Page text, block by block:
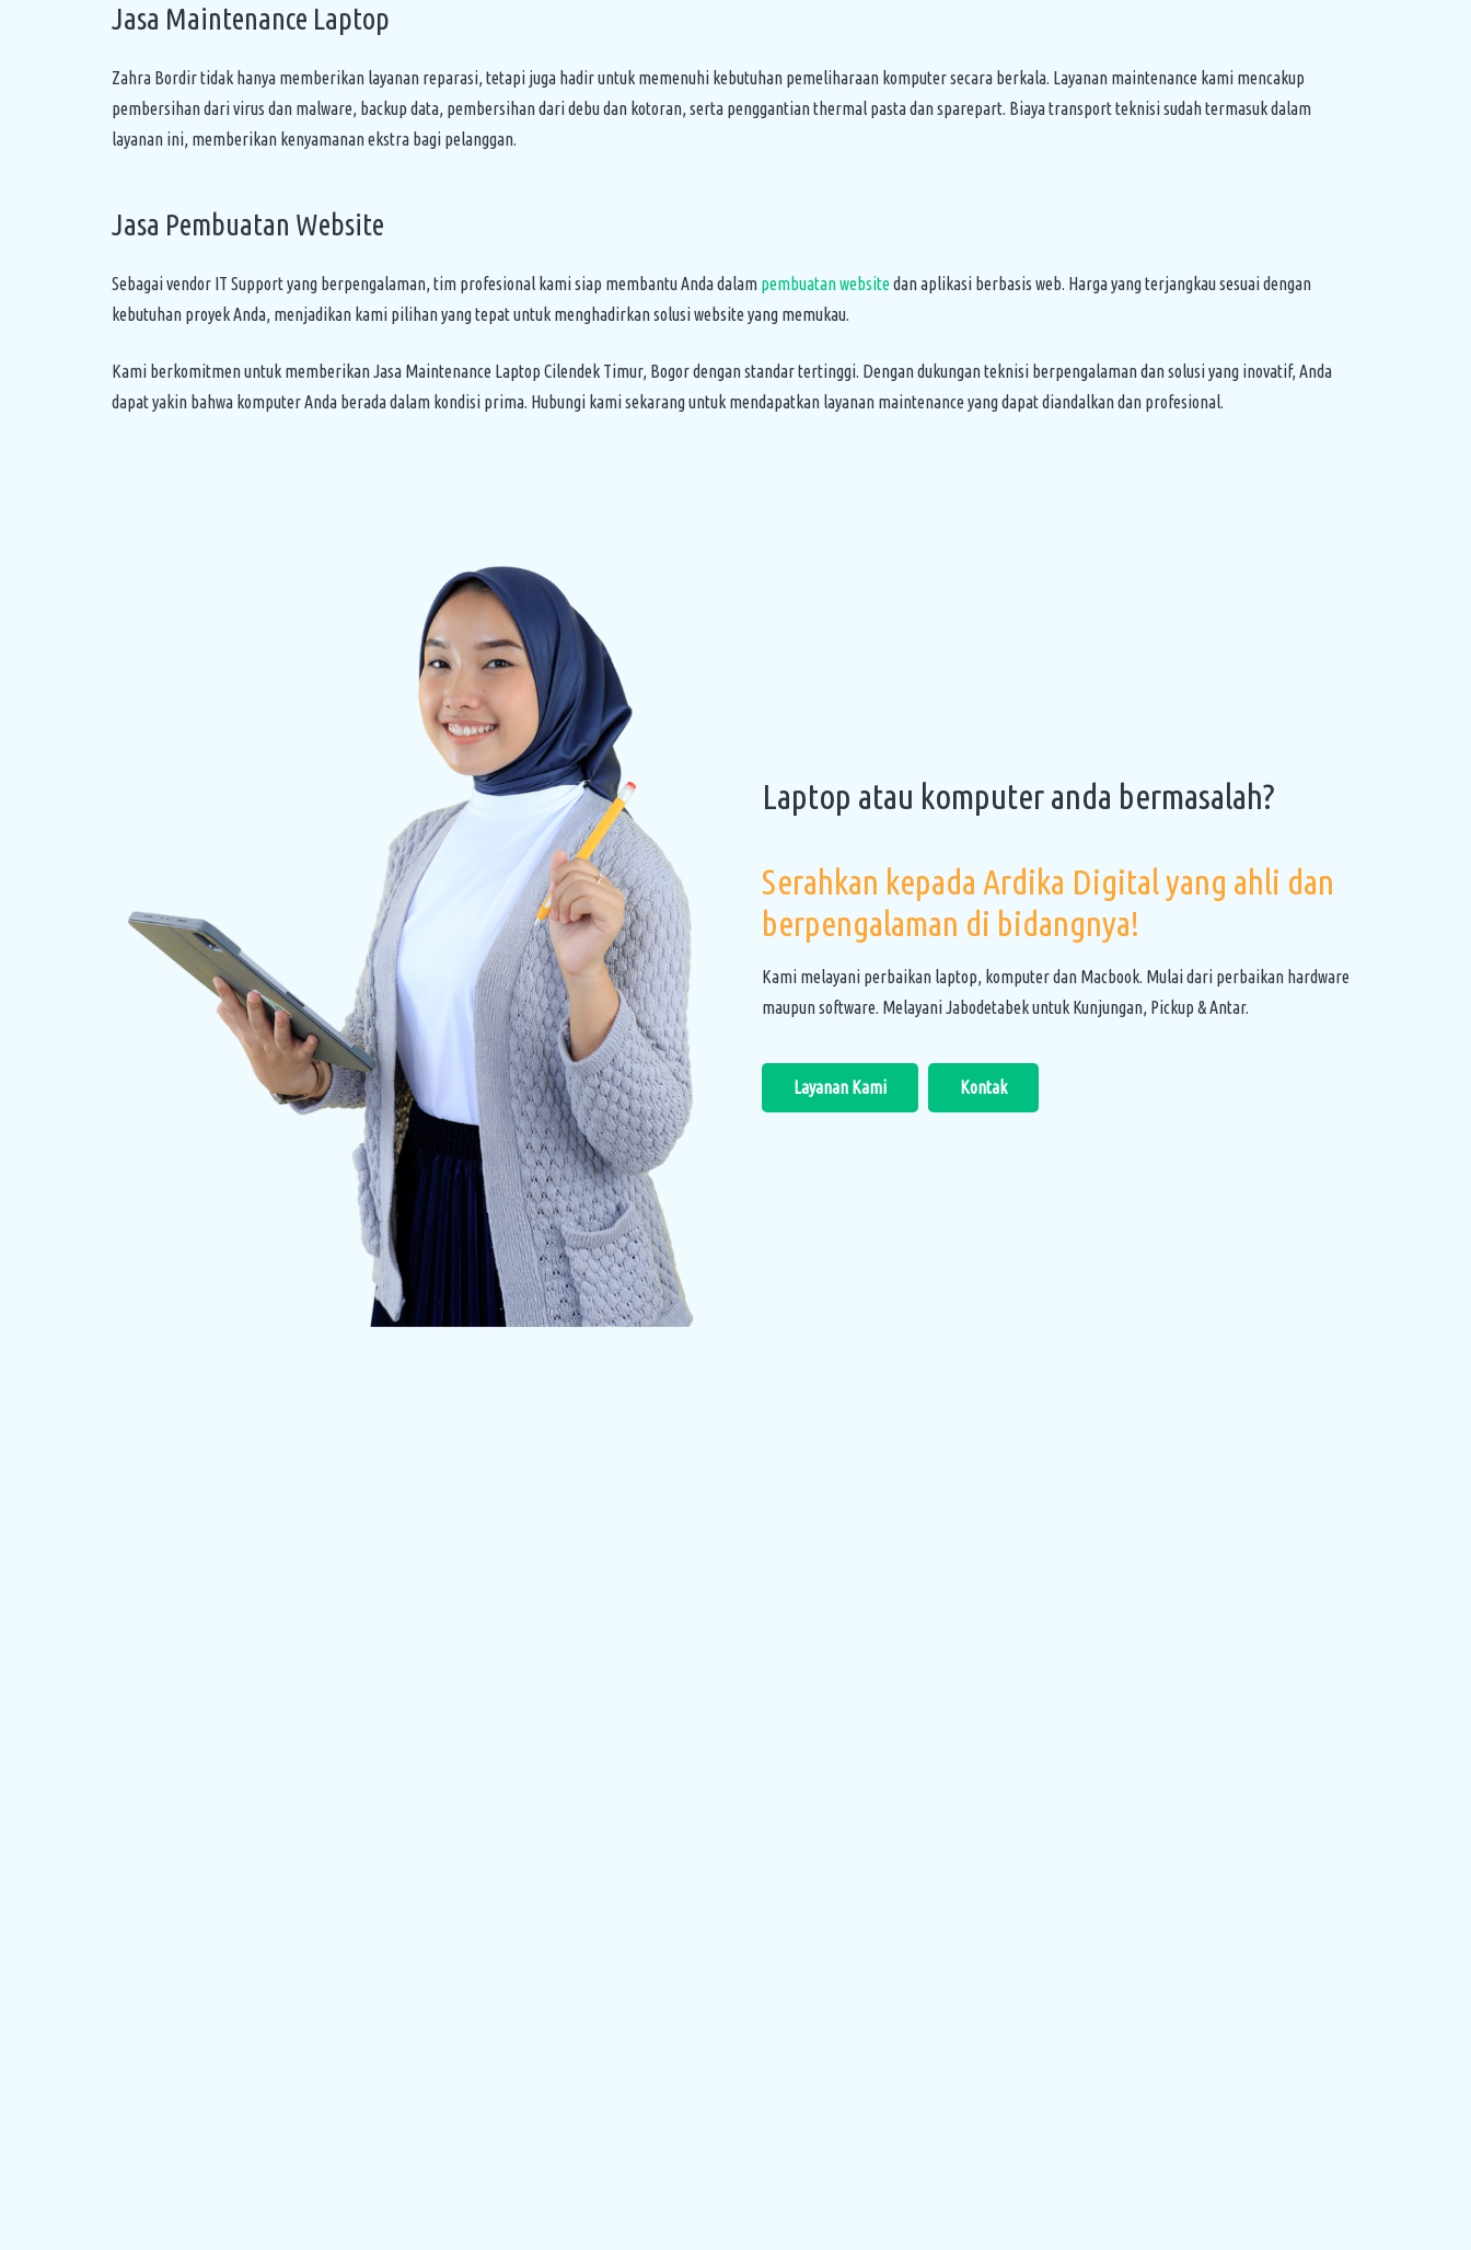
Jasa Maintenance Laptop
Zahra Bordir tidak hanya memberikan layanan reparasi, tetapi juga hadir untuk memenuhi kebutuhan pemeliharaan komputer secara berkala. Layanan maintenance kami mencakup
pembersihan dari virus dan malware, backup data, pembersihan dari debu dan kotoran, serta penggantian thermal pasta dan sparepart. Biaya transport teknisi sudah termasuk dalam
layanan ini, memberikan kenyamanan ekstra bagi pelanggan.
Jasa Pembuatan Website
Sebagai vendor IT Support yang berpengalaman, tim profesional kami siap membantu Anda dalam pembuatan websitedan aplikasi berbasis web. Harga yang terjangkau sesuai dengan
kebutuhan proyek Anda, menjadikan kami pilihan yang tepat untuk menghadirkan solusi website yang memukau.
Kami berkomitmen untuk memberikan Jasa Maintenance Laptop Cilendek Timur, Bogor dengan standar tertinggi. Dengan dukungan teknisi berpengalaman dan solusi yang inovatif, Anda
dapat yakin bahwa komputer Anda berada dalam kondisi prima. Hubungi kami sekarang untuk mendapatkan layanan maintenance yang dapat diandalkan dan profesional.
Laptop atau komputer anda bermasalah?
Serahkan kepada Ardika Digital yang ahli dan
berpengalaman di bidangnya!
Kami melayani perbaikan laptop, komputer dan Macbook. Mulai dari perbaikan hardware
maupun software. Melayani Jabodetabek untuk Kunjungan, Pickup & Antar.
Layanan Kami Kontak